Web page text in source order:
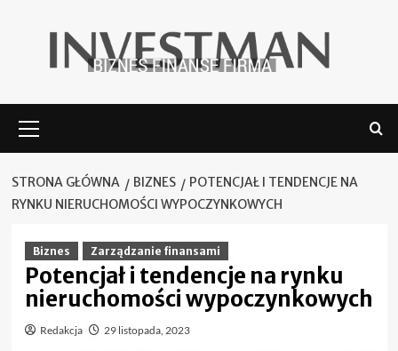
główne
STRONA GŁÓWNA BIZNES
POTENCJAŁ I TENDENCJE NA
RYNKU NIERUCHOMOŚCI WYPOCZYNKOWYCH
Biznes Zarządzanie finansami
Potencjał i tendencje na rynku
nieruchomości wypoczynkowych
Redakcja 29 listopada, 2023